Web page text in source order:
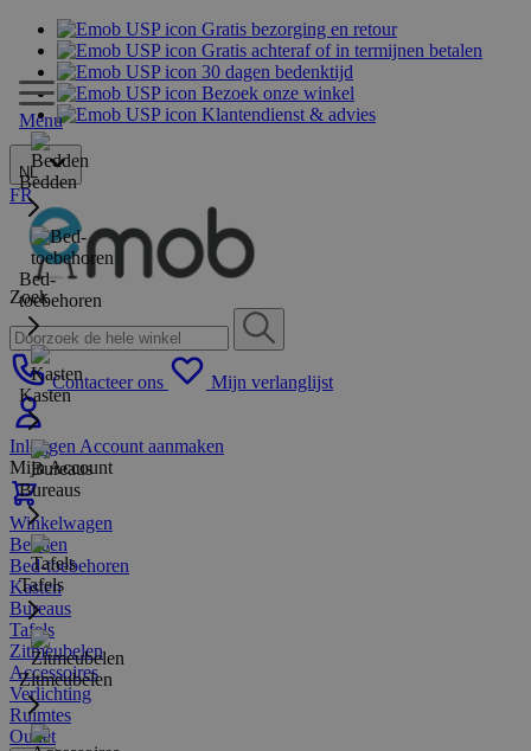
Gratis bezorging en retour
Gratis achteraf of in termijnen betalen
30 dagen bedenktijd
Bezoek onze winkel
Klantendienst & advies
NL
FR
Zoek
Contacteer ons Mijn verlanglijst
Inloggen Account aanmaken
Mijn Account
Winkelwagen
Menu
Bedden
Bed-
toebehoren
Kasten
Bureaus
Tafels
Zitmeubelen
Bedden
Bed-toebehoren
Kasten
Bureaus
Tafels
Zitmeubelen
Accessoires
Verlichting
Ruimtes
Outlet